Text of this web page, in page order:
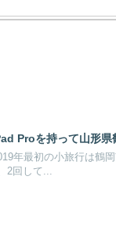
Proを持って山形県
年最初の小旅行は鶴
2回して...